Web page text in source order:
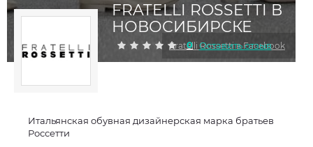
Fratelli Rossetti в Facebook
FRATELLI ROSSETTI В
НОВОСИБИРСКЕ
0 Оставить отзыв
Итальянская обувная дизайнерская марка братьев
Россетти